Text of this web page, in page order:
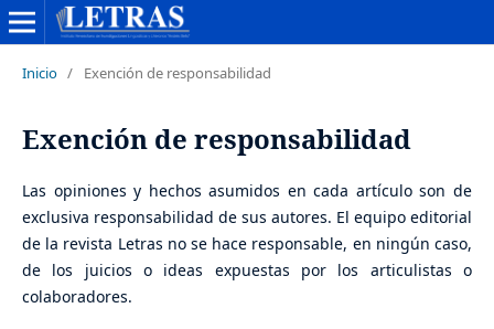
Inicio / Exención de responsabilidad
Exención de responsabilidad
Las opiniones y hechos asumidos en cada artículo son de
exclusiva responsabilidad de sus autores. El equipo editorial
de la revista Letras no se hace responsable, en ningún caso,
de los juicios o ideas expuestas por los articulistas o
colaboradores.